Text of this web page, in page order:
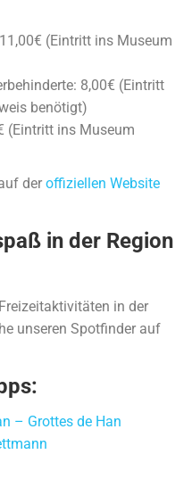
(Eintritt ins Museum
8,00€ (Eintritt
benötigt)
(Eintritt ins Museum
der offiziellen Website
in der Region
in der
unseren Spotfinder auf
– Grottes de Han